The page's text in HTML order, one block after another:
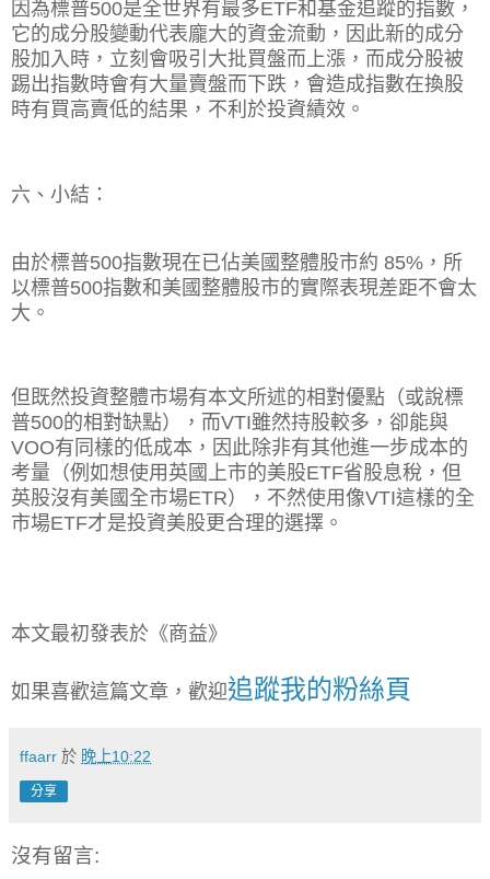
因為標普500是全世界有最多ETF和基金追蹤的指數，
它的成分股變動代表龐大的資金流動，因此新的成分
股加入時，立刻會吸引大批買盤而上漲，而成分股被
踢出指數時會有大量賣盤而下跌，會造成指數在換股
時有買高賣低的結果，不利於投資績效。
六、小結：
由於標普500指數現在已佔美國整體股市約 85% ，所
以標普500指數和美國整體股市的實際表現差距不會太
大。
但既然投資整體市場有本文所述的相對優點（或說標
普500的相對缺點），而VTI雖然持股較多，卻能與
VOO有同樣的低成本，因此除非有其他進一步成本的
考量（例如想使用英國上市的美股ETF省股息稅，但
英股沒有美國全市場ETR），不然使用像VTI這樣的全
市場ETF才是投資美股更合理的選擇。
本文最初發表於《商益》
如果喜歡這篇文章，歡迎追蹤我的粉絲頁
ffaarr 於 晚上10:22
分享
沒有留言: